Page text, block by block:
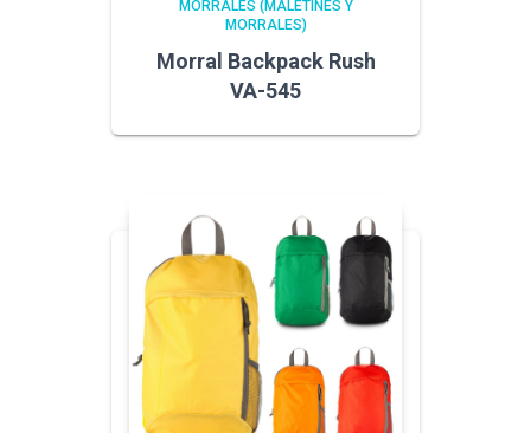
MORRALES (MALETINES Y
MORRALES)
Morral Backpack Rush
VA-545